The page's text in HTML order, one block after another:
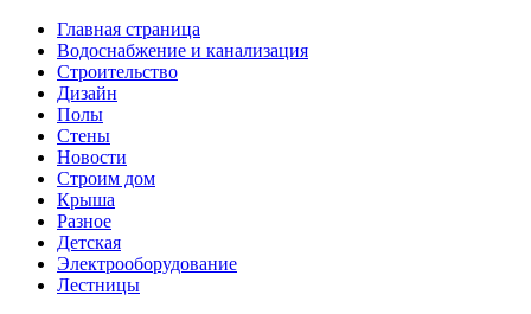
Главная страница
Водоснабжение и канализация
Строительство
Дизайн
Полы
Стены
Новости
Строим дом
Крыша
Разное
Детская
Электрооборудование
Лестницы